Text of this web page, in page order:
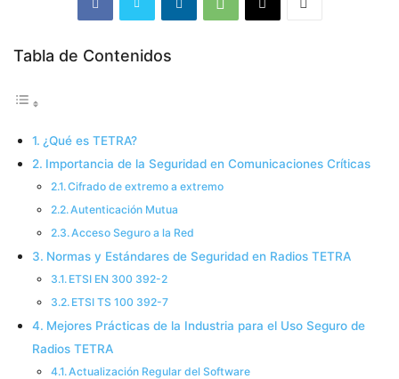
Tabla de Contenidos
¿Qué es TETRA?
Importancia de la Seguridad en Comunicaciones Críticas
Cifrado de extremo a extremo
Autenticación Mutua
Acceso Seguro a la Red
Normas y Estándares de Seguridad en Radios TETRA
ETSI EN 300 392-2
ETSI TS 100 392-7
Mejores Prácticas de la Industria para el Uso Seguro de
Radios TETRA
Actualización Regular del Software